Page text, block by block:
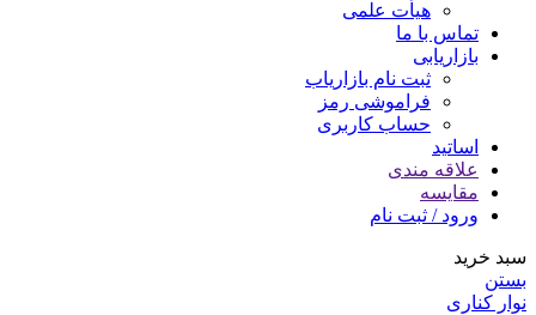
هیأت علمی
تماس با ما
بازاریابی
ثبت نام بازاریاب
فراموشی رمز
حساب کاربری
اساتید
علاقه مندی
مقايسه
ورود / ثبت نام
سبد خرید
بستن
نوار کناری